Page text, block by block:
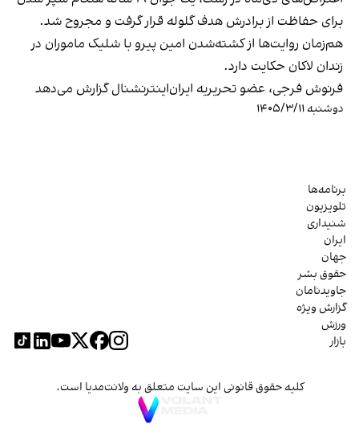
برای حفاظت از برادرش هدف گلوله قرار گرفت و مجروح شد.
هم‌زمان روایت‌ها از کشته‌شدن امین پیرو با شلیک ماموران در
زندان لاکان حکایت دارد.
فرنوش فرجی، عضو تحریریه ایران‌اینترنشنال گزارش می‌دهد
دوشنبه ۱۴۰۵/۳/۱۱
برنامه‌ها
تلویزیون
شنیداری
ایران
جهان
حقوق بشر
جاویدنامان
گزارش ویژه
ورزش
بازار
کلیه حقوق قانونی این سایت متعلق به ولانت‌مدیا است.